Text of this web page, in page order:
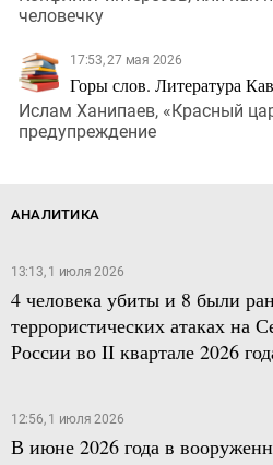
человечку
17:53, 27 мая 2026
Горы слов. Литература
Ислам Ханипаев, «Красный
предупреждение
АНАЛИТИКА
13:13, 1 июля 2026
4 человека убиты и 8 были
террористических атаках на
России во II квартале 2026
12:56, 1 июля 2026
В июне 2026 года в